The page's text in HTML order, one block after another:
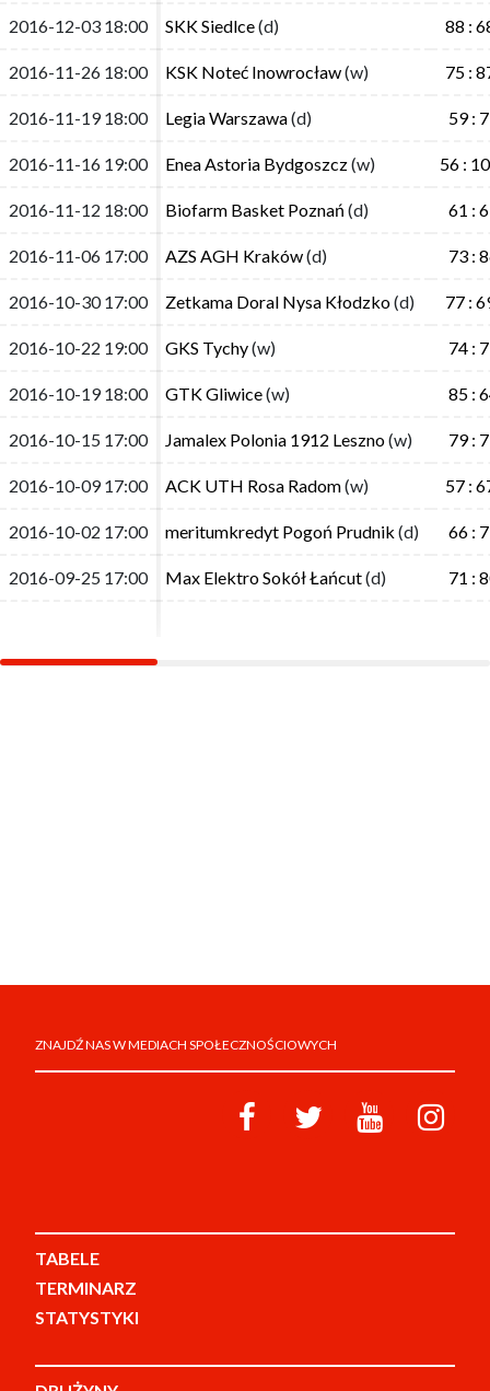
2016-12-03 18:00 SKK Siedlce(d) 88 :
2016-11-26 18:00 KSK Noteć Inowrocław(w) 75 :
2016-11-19 18:00 Legia Warszawa(d) 59 :
2016-11-16 19:00 Enea Astoria Bydgoszcz(w) 56 :
2016-11-12 18:00 Biofarm Basket Poznań (d) 61 :
2016-11-06 17:00 AZS AGH Kraków(d) 73 :
2016-10-30 17:00 Zetkama Doral Nysa Kłodzko(d) 77 :
2016-10-22 19:00 GKS Tychy(w) 74 :
2016-10-19 18:00 GTK Gliwice(w) 85 :
2016-10-15 17:00 Jamalex Polonia 1912 Leszno(w) 79 :
2016-10-09 17:00 ACK UTH Rosa Radom(w) 57 :
2016-10-02 17:00 meritumkredyt Pogoń Prudnik (d) 66 :
2016-09-25 17:00 Max Elektro Sokół Łańcut(d) 71 :
2016-12-03 18:00 SKK Siedlce(d) 88 :
2016-11-26 18:00 KSK Noteć Inowrocław(w) 75 :
2016-11-19 18:00 Legia Warszawa(d) 59 :
2016-11-16 19:00 Enea Astoria Bydgoszcz(w) 56 :
2016-11-12 18:00 Biofarm Basket Poznań (d) 61 :
2016-11-06 17:00 AZS AGH Kraków(d) 73 :
2016-10-30 17:00 Zetkama Doral Nysa Kłodzko(d) 77 :
2016-10-22 19:00 GKS Tychy(w) 74 :
2016-10-19 18:00 GTK Gliwice(w) 85 :
2016-10-15 17:00 Jamalex Polonia 1912 Leszno(w) 79 :
2016-10-09 17:00 ACK UTH Rosa Radom(w) 57 :
2016-10-02 17:00 meritumkredyt Pogoń Prudnik (d) 66 :
2016-09-25 17:00 Max Elektro Sokół Łańcut(d) 71 :
ZNAJDŹ NAS W MEDIACH SPOŁECZNOŚCIOWYCH
TABELE
TERMINARZ
STATYSTYKI